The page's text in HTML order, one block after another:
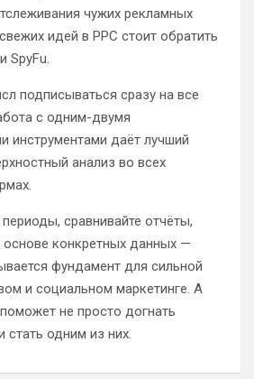
чужих рекламных
идей в PPC стоит обратить
SpyFu.
подписываться сразу на все
с одним-двумя
инструментами даёт лучший
анализ во всех
сравнивайте отчёты,
конкретных данных —
фундамент для сильной
и социальном маркетинге. А
не просто догнать
одним из них.